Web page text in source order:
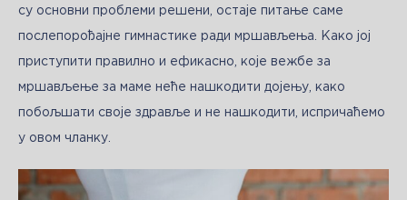
су основни проблеми решени, остаје питање саме
послепорођајне гимнастике ради мршављења. Како јој
приступити правилно и ефикасно, које вежбе за
мршављење за маме неће нашкодити дојењу, како
побољшати своје здравље и не нашкодити, испричаћемо
у овом чланку.